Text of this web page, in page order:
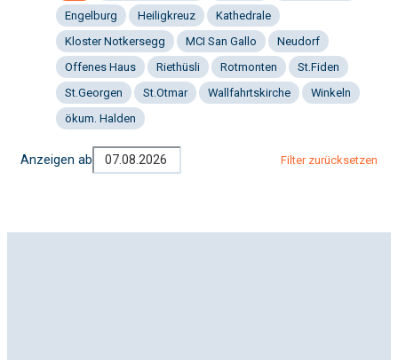
Engelburg
Heiligkreuz
Kathedrale
Kloster Notkersegg
MCI San Gallo
Neudorf
Offenes Haus
Riethüsli Rotmonten
St.Fiden
St.Georgen
St.Otmar Wallfahrtskirche
Winkeln
ökum. Halden
Anzeigen ab Filter zurücksetzen